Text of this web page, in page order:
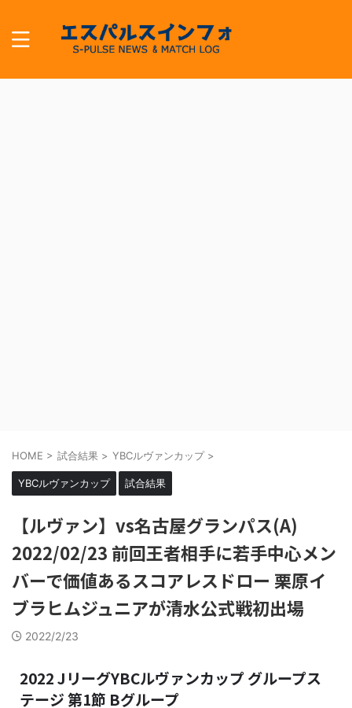
HOME > 試合結果 > YBCルヴァンカップ >
YBCルヴァンカップ 試合結果
【ルヴァン】vs名古屋グランパス(A)
2022/02/23 前回王者相手に若手中心メン
バーで価値あるスコアレスドロー 栗原イ
ブラヒムジュニアが清水公式戦初出場
2022/2/23
2022 JリーグYBCルヴァンカップ グループス
テージ 第1節 Bグループ